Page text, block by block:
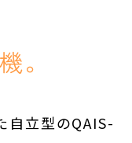
。
自立型のQAIS-